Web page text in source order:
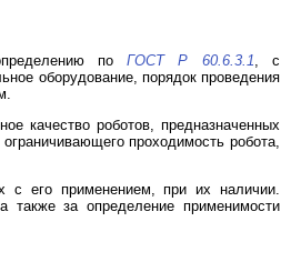
поГОСТ Р 60.6.3.1 , с
оборудование, порядок проведения
качество роботов, предназначенных
проходимость робота,
с его применением, при их наличии.
также за определение применимости